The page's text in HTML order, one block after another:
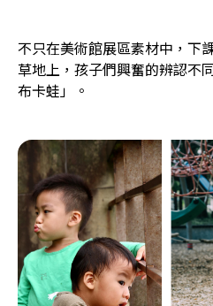
不只在美術館展區素材中，下
草地上，孩子們興奮的辨認不
布卡蛙」。